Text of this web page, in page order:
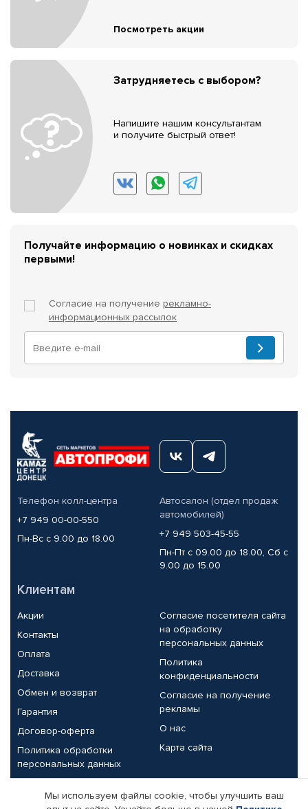
Посмотреть акции
Затрудняетесь с выбором?
Напишите нашим консультантам
и получите быстрый ответ!
Получайте информацию о новинках и скидках
первыми!
Согласие на получение рекламно-
информационных рассылок
Телефон колл-центра
+7 949 00-00-550
Пн-Вс с 9.00 до 18.00
Автосалон (отдел продаж
автомобилей)
+7 949 503-45-55
Пн-Пт с 09.00 до 18.00, Сб с
9.00 до 15.00
Клиентам
Акции
Контакты
Оплата
Доставка
Обмен и возврат
Гарантия
Договор-оферта
Политика обработки
персональных данных
Согласие посетителя сайта
на обработку
персональных данных
Политика
конфиденциальности
Согласие на получение
рекламы
О нас
Карта сайта
Партнерам
Мы используем файлы cookie, чтобы улучшить ваш